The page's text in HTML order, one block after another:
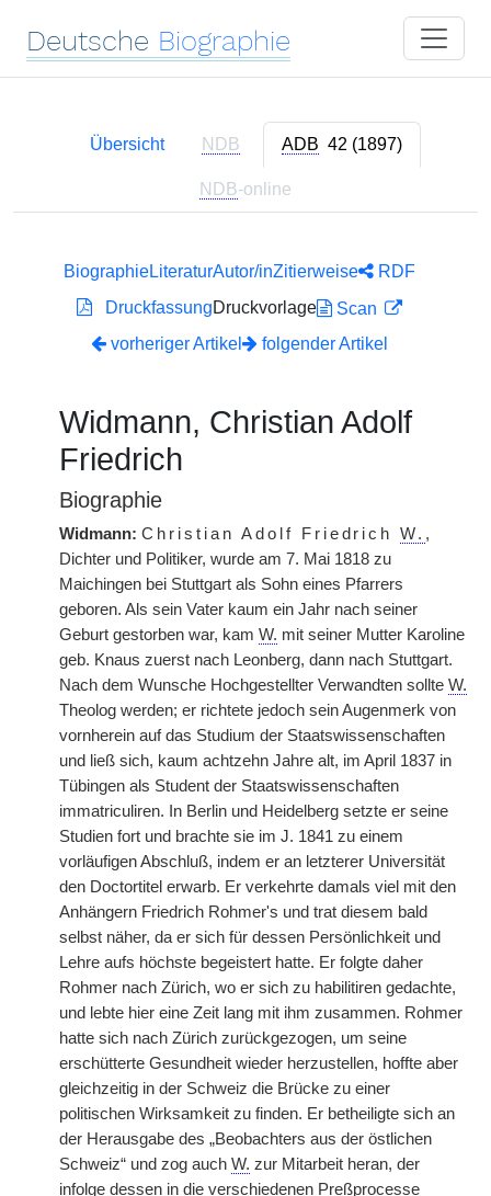
Deutsche Biographie
Übersicht NDB ADB 42 (1897)
NDB-online
BiographieLiteraturAutor/inZitierweise
RDF
DruckfassungDruckvorlage
Scan
vorheriger Artikel
folgender Artikel
Widmann, Christian Adolf
Friedrich
Biographie
Widmann: Christian Adolf FriedrichW. ,
Dichter und Politiker, wurde am 7. Mai 1818 zu
Maichingen bei Stuttgart als Sohn eines Pfarrers
geboren. Als sein Vater kaum ein Jahr nach seiner
Geburt gestorben war, kam W. mit seiner Mutter Karoline
geb. Knaus zuerst nach Leonberg, dann nach Stuttgart.
Nach dem Wunsche Hochgestellter Verwandten sollte W.
Theolog werden; er richtete jedoch sein Augenmerk von
vornherein auf das Studium der Staatswissenschaften
und ließ sich, kaum achtzehn Jahre alt, im April 1837 in
Tübingen als Student der Staatswissenschaften
immatriculiren. In Berlin und Heidelberg setzte er seine
Studien fort und brachte sie im J. 1841 zu einem
vorläufigen Abschluß, indem er an letzterer Universität
den Doctortitel erwarb. Er verkehrte damals viel mit den
Anhängern Friedrich Rohmer's und trat diesem bald
selbst näher, da er sich für dessen Persönlichkeit und
Lehre aufs höchste begeistert hatte. Er folgte daher
Rohmer nach Zürich, wo er sich zu habilitiren gedachte,
und lebte hier eine Zeit lang mit ihm zusammen. Rohmer
hatte sich nach Zürich zurückgezogen, um seine
erschütterte Gesundheit wieder herzustellen, hoffte aber
gleichzeitig in der Schweiz die Brücke zu einer
politischen Wirksamkeit zu finden. Er betheiligte sich an
der Herausgabe des „Beobachters aus der östlichen
Schweiz“ und zog auch W. zur Mitarbeit heran, der
infolge dessen in die verschiedenen Preßprocesse